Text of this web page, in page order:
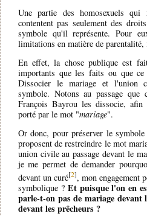
Une partie des homosexuels
contentent pas seulement des
symbole qu'il représente. Pour
limitations en matière de parentalité,
En effet, la chose publique est
importants que les faits ou que
Dissocier le mariage et l'union
symbole. Notons au passage que
François Bayrou les dissocie,
porté par le mot "mariage".
Or donc, pour préserver le
proposent de restreindre le mot
union civile au passage devant le
je me permet de demander
devant un curé[2], mon engagement
symbolique ?Et puisque l'on en
parle-t-on pas de mariage
devant les prêcheurs ?